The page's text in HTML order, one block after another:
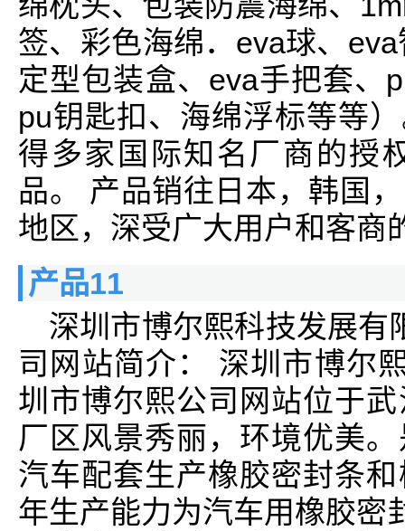
签、彩色海绵．eva球、
定型包装盒、eva手把套、
pu钥匙扣、海绵浮标等等
得多家国际知名厂商的授
品。 产品销往日本，韩国
地区，深受广大用户和客商
产品11
深圳市博尔熙科技发展有
司网站简介： 深圳市博尔
圳市博尔熙公司网站位于
厂区风景秀丽，环境优美
汽车配套生产橡胶密封条
年生产能力为汽车用橡胶密